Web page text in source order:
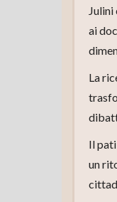
ai
La
Il
un